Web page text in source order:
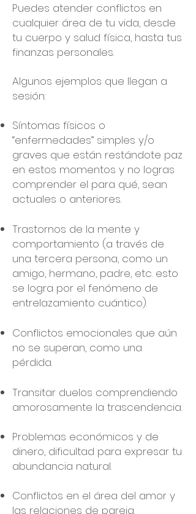
Puedes atender conflictos en
cualquier área de tu vida, desde
tu cuerpo y salud física, hasta tus
finanzas personales.
Algunos ejemplos que llegan a
sesión:
Síntomas físicos o
“enfermedades” simples y/o
graves que están restándote paz
en estos momentos y no logras
comprender el para qué, sean
actuales o anteriores.
Trastornos de la mente y
comportamiento (a través de
una tercera persona, como un
amigo, hermano, padre, etc. esto
se logra por el fenómeno de
entrelazamiento cuántico).
Conflictos emocionales que aún
no se superan, como una
pérdida.
Transitar duelos comprendiendo
amorosamente la trascendencia.
Problemas económicos y de
dinero, dificultad para expresar tu
abundancia natural.
Conflictos en el área del amor y
las relaciones de pareja.